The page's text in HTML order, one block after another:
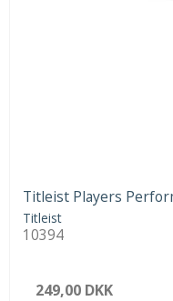
Titleist Players
Titleist
10394
249,00 DKK